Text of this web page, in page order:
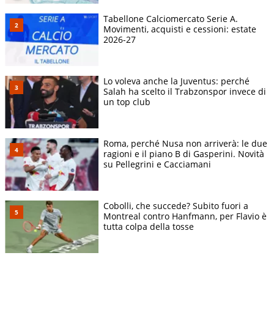
Tabellone Calciomercato Serie A.
Movimenti, acquisti e cessioni: estate
2026-27
Lo voleva anche la Juventus: perché
Salah ha scelto il Trabzonspor invece di
un top club
Roma, perché Nusa non arriverà: le due
ragioni e il piano B di Gasperini. Novità
su Pellegrini e Cacciamani
Cobolli, che succede? Subito fuori a
Montreal contro Hanfmann, per Flavio è
tutta colpa della tosse